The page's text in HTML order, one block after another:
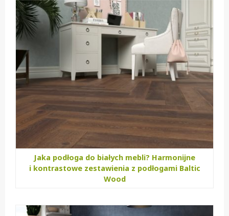
Jaka podłoga do białych mebli? Harmonijne
i kontrastowe zestawienia z podłogami Baltic
Wood